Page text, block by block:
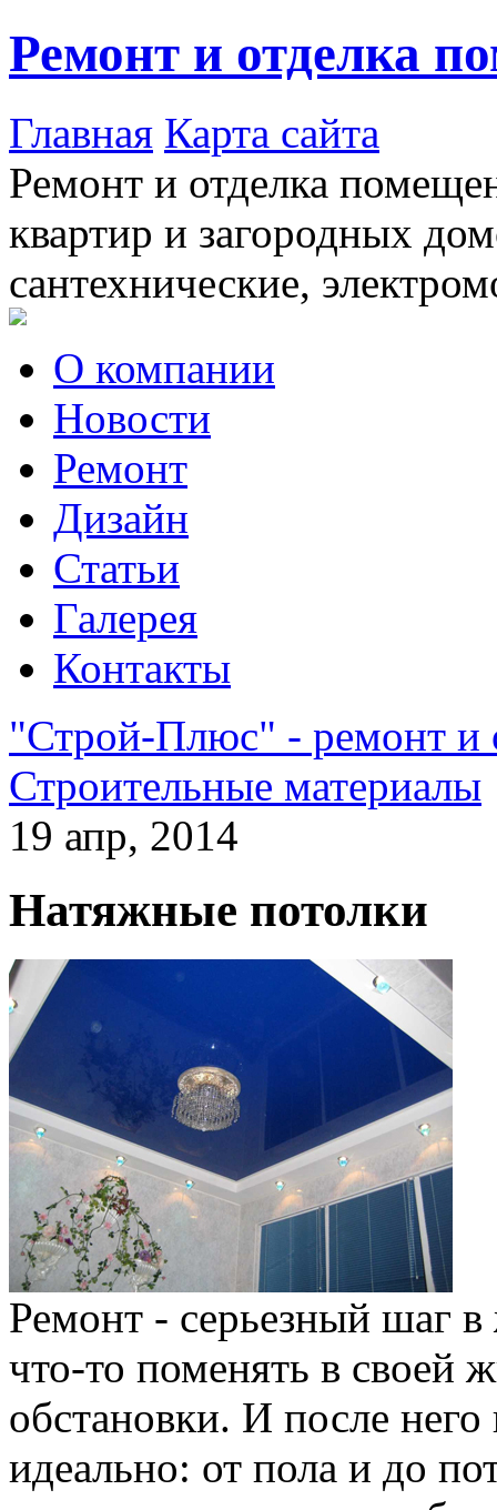
Ремонт и отделка
Главная Карта сайта
Ремонт и отделка
квартир и загородных
сантехнические,
О компании
Новости
Ремонт
Дизайн
Статьи
Галерея
Контакты
"Строй-Плюс" - ремонт и
Строительные материалы
19 апр, 2014
Натяжные потолки
Ремонт - серьезный шаг в
что-то поменять в своей
обстановки. И после
идеально: от пола и до